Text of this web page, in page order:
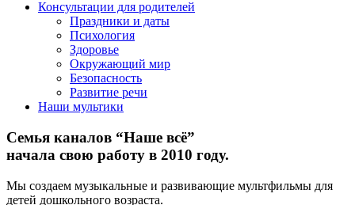
Консультации для родителей
Праздники и даты
Психология
Здоровье
Окружающий мир
Безопасность
Развитие речи
Наши мультики
Семья каналов “Наше всё”
начала свою работу в 2010 году.
Мы создаем музыкальные и развивающие мультфильмы для
детей дошкольного возраста.